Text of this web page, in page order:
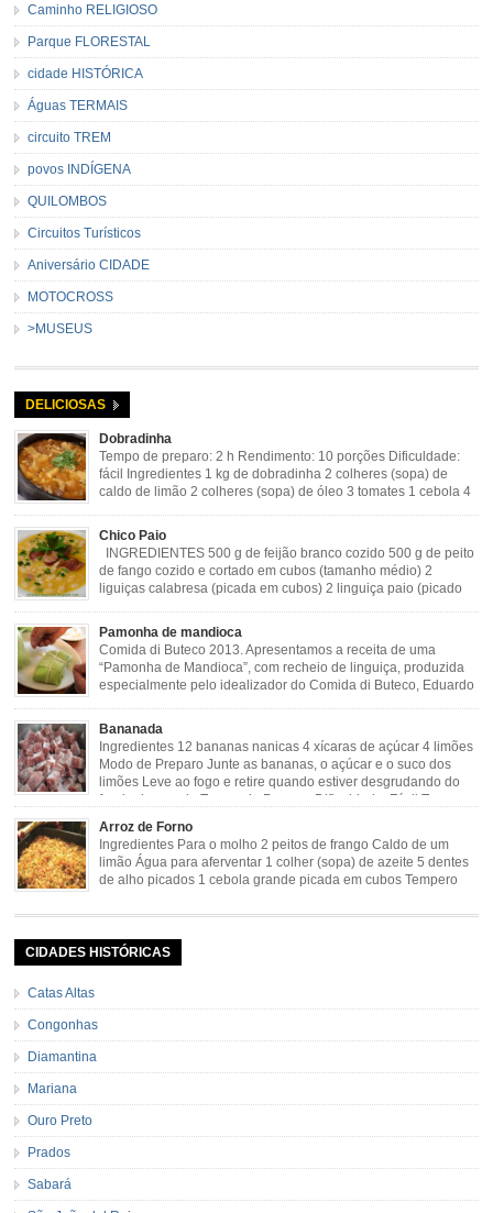
Caminho RELIGIOSO
Parque FLORESTAL
cidade HISTÓRICA
Águas TERMAIS
circuito TREM
povos INDÍGENA
QUILOMBOS
Circuitos Turísticos
Aniversário CIDADE
MOTOCROSS
>MUSEUS
DELICIOSAS
Dobradinha
Tempo de preparo: 2 h Rendimento: 10 porções Dificuldade:
fácil Ingredientes 1 kg de dobradinha 2 colheres (sopa) de
caldo de limão 2 colheres (sopa) de óleo 3 tomates 1 cebola 4
gosto Modo de Preparo: Lavar muito bem a dobradinha com limão. Deixar de
molho […]
Chico Paio
INGREDIENTES 500 g de feijão branco cozido 500 g de peito
de fango cozido e cortado em cubos (tamanho médio) 2
liguiças calabresa (picada em cubos) 2 linguiça paio (picado
verde 2 dentes de alho amassado 3 colheres de óleo 2 […]
Pamonha de mandioca
Comida di Buteco 2013. Apresentamos a receita de uma
“Pamonha de Mandioca”, com recheio de linguiça, produzida
especialmente pelo idealizador do Comida di Buteco, Eduardo
cebola picadinha 100gr de mandioca crua ralada e espremida 1 colher café
de manteiga 35ml de leite Palha de milho verde 1 […]
Bananada
Ingredientes 12 bananas nanicas 4 xícaras de açúcar 4 limões
Modo de Preparo Junte as bananas, o açúcar e o suco dos
limões Leve ao fogo e retire quando estiver desgrudando do
fundo da panela Tempo de Preparo Dificuldade: Fácil Tempo
de Preparo: 40 minutos http://eusoumineirouaiso.com.br/culinaria-
mineira/bananada#tempo-de-preparo
Arroz de Forno
Ingredientes Para o molho 2 peitos de frango Caldo de um
limão Água para aferventar 1 colher (sopa) de azeite 5 dentes
de alho picados 1 cebola grande picada em cubos Tempero
pele e sem sementes 1 pitada de noz moscada Salsa e cebolinha Pimenta
CIDADES HISTÓRICAS
Catas Altas
Congonhas
Diamantina
Mariana
Ouro Preto
Prados
Sabará